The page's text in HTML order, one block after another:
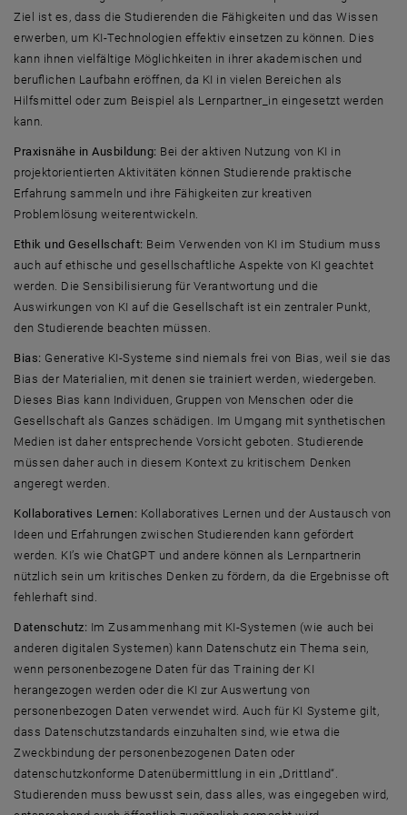
Ziel ist es, dass die Studierenden die Fähigkeiten und das Wissen
erwerben, um KI-Technologien effektiv einsetzen zu können. Dies
kann ihnen vielfältige Möglichkeiten in ihrer akademischen und
beruflichen Laufbahn eröffnen, da KI in vielen Bereichen als
Hilfsmittel oder zum Beispiel als Lernpartner_in eingesetzt werden
kann.
Praxisnähe in Ausbildung: Bei der aktiven Nutzung von KI in
projektorientierten Aktivitäten können Studierende praktische
Erfahrung sammeln und ihre Fähigkeiten zur kreativen
Problemlösung weiterentwickeln.
Ethik und Gesellschaft: Beim Verwenden von KI im Studium muss
auch auf ethische und gesellschaftliche Aspekte von KI geachtet
werden. Die Sensibilisierung für Verantwortung und die
Auswirkungen von KI auf die Gesellschaft ist ein zentraler Punkt,
den Studierende beachten müssen.
Bias: Generative KI-Systeme sind niemals frei von Bias, weil sie das
Bias der Materialien, mit denen sie trainiert werden, wiedergeben.
Dieses Bias kann Individuen, Gruppen von Menschen oder die
Gesellschaft als Ganzes schädigen. Im Umgang mit synthetischen
Medien ist daher entsprechende Vorsicht geboten. Studierende
müssen daher auch in diesem Kontext zu kritischem Denken
angeregt werden.
Kollaboratives Lernen: Kollaboratives Lernen und der Austausch von
Ideen und Erfahrungen zwischen Studierenden kann gefördert
werden. KI’s wie ChatGPT und andere können als Lernpartnerin
nützlich sein um kritisches Denken zu fördern, da die Ergebnisse oft
fehlerhaft sind.
Datenschutz: Im Zusammenhang mit KI-Systemen (wie auch bei
anderen digitalen Systemen) kann Datenschutz ein Thema sein,
wenn personenbezogene Daten für das Training der KI
herangezogen werden oder die KI zur Auswertung von
personenbezogen Daten verwendet wird. Auch für KI Systeme gilt,
dass Datenschutzstandards einzuhalten sind, wie etwa die
Zweckbindung der personenbezogenen Daten oder
datenschutzkonforme Datenübermittlung in ein „Drittland“.
Studierenden muss bewusst sein, dass alles, was eingegeben wird,